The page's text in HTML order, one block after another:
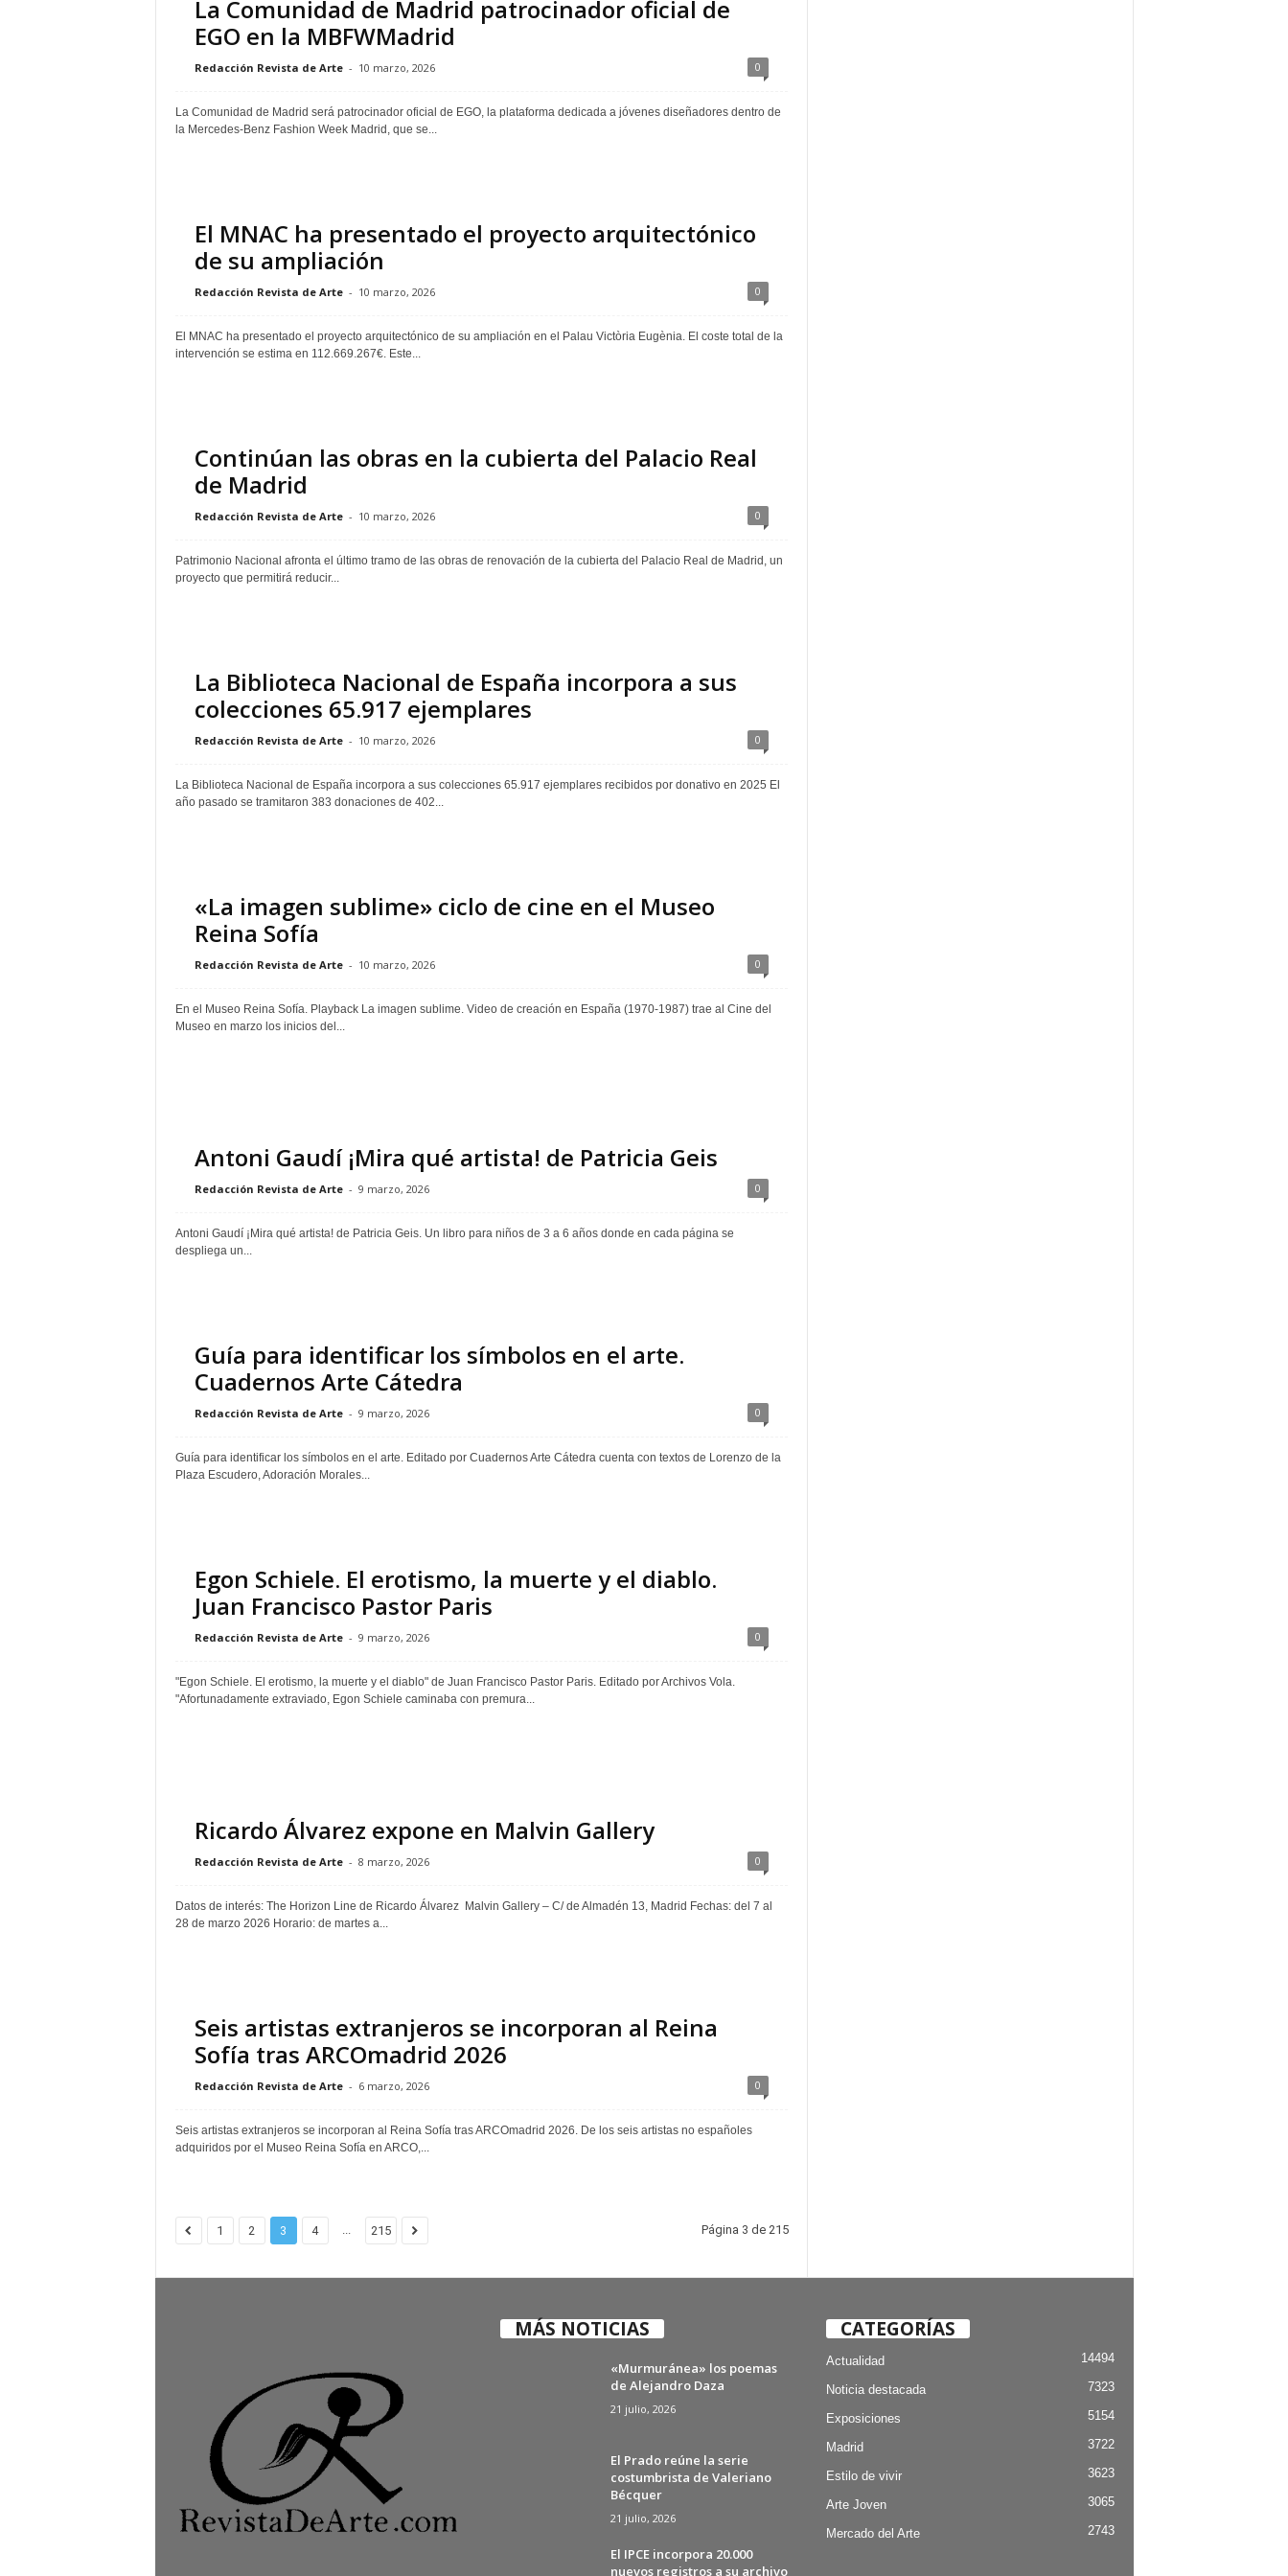
La Comunidad de Madrid patrocinador oficial de
EGO en la MBFWMadrid
Redacción Revista de Arte - 10 marzo, 2026 0
La Comunidad de Madrid será patrocinador oficial de EGO, la plataforma dedicada a jóvenes diseñadores dentro de
la Mercedes-Benz Fashion Week Madrid, que se...
El MNAC ha presentado el proyecto arquitectónico
de su ampliación
Redacción Revista de Arte - 10 marzo, 2026 0
El MNAC ha presentado el proyecto arquitectónico de su ampliación en el Palau Victòria Eugènia. El coste total de la
intervención se estima en 112.669.267€. Este...
Continúan las obras en la cubierta del Palacio Real
de Madrid
Redacción Revista de Arte - 10 marzo, 2026 0
Patrimonio Nacional afronta el último tramo de las obras de renovación de la cubierta del Palacio Real de Madrid, un
proyecto que permitirá reducir...
La Biblioteca Nacional de España incorpora a sus
colecciones 65.917 ejemplares
Redacción Revista de Arte - 10 marzo, 2026 0
La Biblioteca Nacional de España incorpora a sus colecciones 65.917 ejemplares recibidos por donativo en 2025 El
año pasado se tramitaron 383 donaciones de 402...
«La imagen sublime» ciclo de cine en el Museo
Reina Sofía
Redacción Revista de Arte - 10 marzo, 2026 0
En el Museo Reina Sofía. Playback La imagen sublime. Video de creación en España (1970-1987) trae al Cine del
Museo en marzo los inicios del...
Antoni Gaudí ¡Mira qué artista! de Patricia Geis
Redacción Revista de Arte - 9 marzo, 2026 0
Antoni Gaudí ¡Mira qué artista! de Patricia Geis. Un libro para niños de 3 a 6 años donde en cada página se
despliega un...
Guía para identificar los símbolos en el arte.
Cuadernos Arte Cátedra
Redacción Revista de Arte - 9 marzo, 2026 0
Guía para identificar los símbolos en el arte. Editado por Cuadernos Arte Cátedra cuenta con textos de Lorenzo de la
Plaza Escudero, Adoración Morales...
Egon Schiele. El erotismo, la muerte y el diablo.
Juan Francisco Pastor Paris
Redacción Revista de Arte - 9 marzo, 2026 0
"Egon Schiele. El erotismo, la muerte y el diablo" de Juan Francisco Pastor Paris. Editado por Archivos Vola.
"Afortunadamente extraviado, Egon Schiele caminaba con premura...
Ricardo Álvarez expone en Malvin Gallery
Redacción Revista de Arte - 8 marzo, 2026 0
Datos de interés: The Horizon Line de Ricardo Álvarez Malvin Gallery – C/ de Almadén 13, Madrid Fechas: del 7 al
28 de marzo 2026 Horario: de martes a...
Seis artistas extranjeros se incorporan al Reina
Sofía tras ARCOmadrid 2026
Redacción Revista de Arte - 6 marzo, 2026 0
Seis artistas extranjeros se incorporan al Reina Sofía tras ARCOmadrid 2026. De los seis artistas no españoles
adquiridos por el Museo Reina Sofía en ARCO,...
1 2 3 4 ... 215 Página 3 de 215
MÁS NOTICIAS
«Murmuránea» los poemas
de Alejandro Daza
21 julio, 2026
El Prado reúne la serie
costumbrista de Valeriano
Bécquer
21 julio, 2026
El IPCE incorpora 20.000
nuevos registros a su archivo
CATEGORÍAS
Actualidad 14494
Noticia destacada 7323
Exposiciones 5154
Madrid 3722
Estilo de vivir 3623
Arte Joven 3065
Mercado del Arte 2743